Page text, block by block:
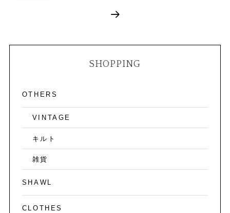
SHOPPING
OTHERS
VINTAGE
キルト
雑貨
SHAWL
CLOTHES